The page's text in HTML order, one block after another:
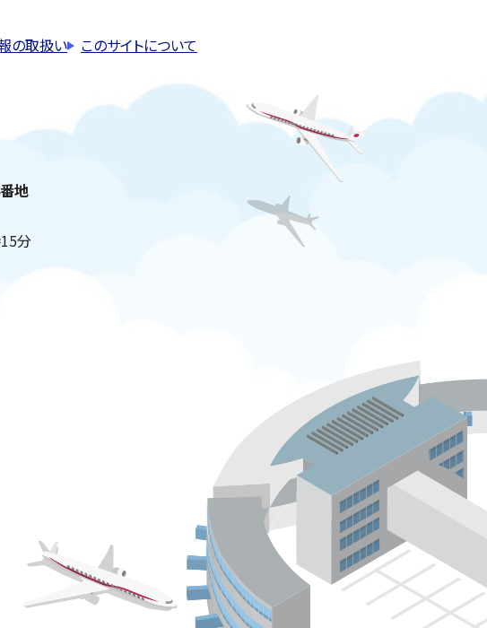
の取扱い このサイトについて
地
分